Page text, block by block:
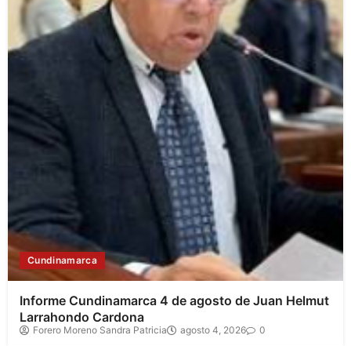
Cundinamarca
Informe Cundinamarca 4 de agosto de Juan Helmut
Larrahondo Cardona
Forero Moreno Sandra Patricia agosto 4, 2026 0